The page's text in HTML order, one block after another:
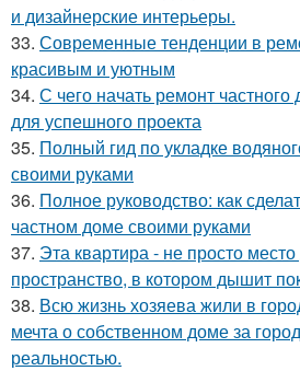
и дизайнерские интерьеры.
33. Современные тенденции в
красивым и уютным
34. С чего начать ремонт
для успешного проекта
35. Полный гид по укладке
своими руками
36. Полное руководство: как
частном доме своими руками
37. Эта квартира - не просто
пространство, в котором дышит
38. Всю жизнь хозяева жили в
мечта о собственном доме за
реальностью.